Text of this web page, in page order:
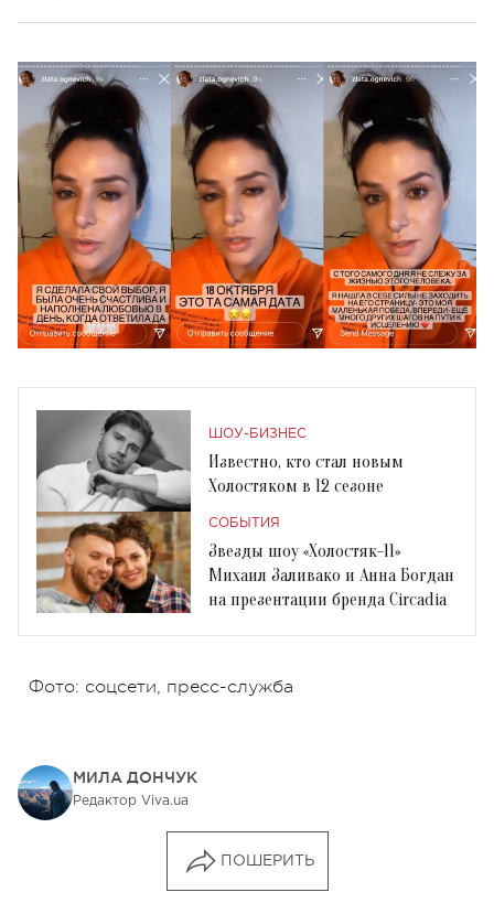
ШОУ-БИЗНЕС
Известно, кто стал новым
Холостяком в 12 сезоне
СОБЫТИЯ
Звезды шоу «Холостяк-11»
Михаил Заливако и Анна Богдан
на презентации бренда Circadia
Фото: соцсети, пресс-служба
МИЛА ДОНЧУК
Редактор Viva.ua
ПОШЕРИТЬ